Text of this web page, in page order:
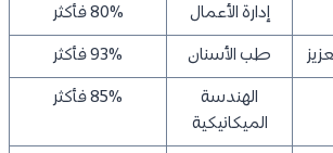
إدارة الأعمال
80% فأكثر
طب الأسنان
93% فأكثر
الهندسة
الميكانيكية
85% فأكثر